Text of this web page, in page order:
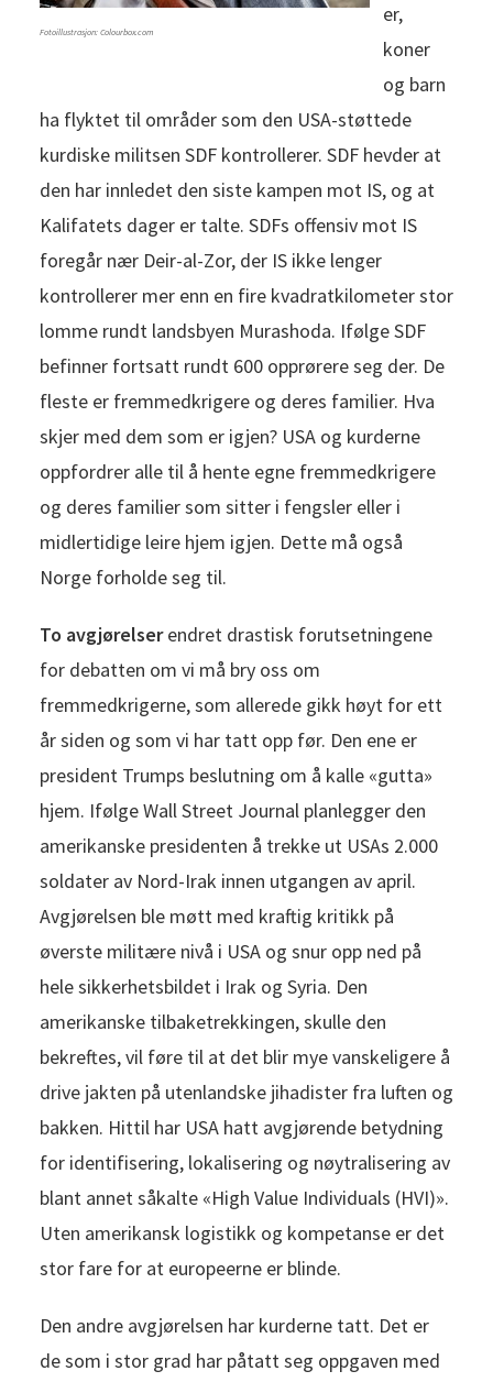
Fotoillustrasjon: Colourbox.com
er,
koner
og barn
ha flyktet til områder som den USA-støttede
kurdiske militsen SDF kontrollerer. SDF hevder at
den har innledet den siste kampen mot IS, og at
Kalifatets dager er talte. SDFs offensiv mot IS
foregår nær Deir-al-Zor, der IS ikke lenger
kontrollerer mer enn en fire kvadratkilometer stor
lomme rundt landsbyen Murashoda. Ifølge SDF
befinner fortsatt rundt 600 opprørere seg der. De
fleste er fremmedkrigere og deres familier. Hva
skjer med dem som er igjen? USA og kurderne
oppfordrer alle til å hente egne fremmedkrigere
og deres familier som sitter i fengsler eller i
midlertidige leire hjem igjen. Dette må også
Norge forholde seg til.
To avgjørelserendret drastisk forutsetningene
for debatten om vi må bry oss om
fremmedkrigerne, som allerede gikk høyt for ett
år siden og som vi har tatt opp før. Den ene er
president Trumps beslutning om å kalle «gutta»
hjem. Ifølge Wall Street Journal planlegger den
amerikanske presidenten å trekke ut USAs 2.000
soldater av Nord-Irak innen utgangen av april.
Avgjørelsen ble møtt med kraftig kritikk på
øverste militære nivå i USA og snur opp ned på
hele sikkerhetsbildet i Irak og Syria. Den
amerikanske tilbaketrekkingen, skulle den
bekreftes, vil føre til at det blir mye vanskeligere å
drive jakten på utenlandske jihadister fra luften og
bakken. Hittil har USA hatt avgjørende betydning
for identifisering, lokalisering og nøytralisering av
blant annet såkalte «High Value Individuals (HVI)».
Uten amerikansk logistikk og kompetanse er det
stor fare for at europeerne er blinde.
Den andre avgjørelsen har kurderne tatt. Det er
de som i stor grad har påtatt seg oppgaven med